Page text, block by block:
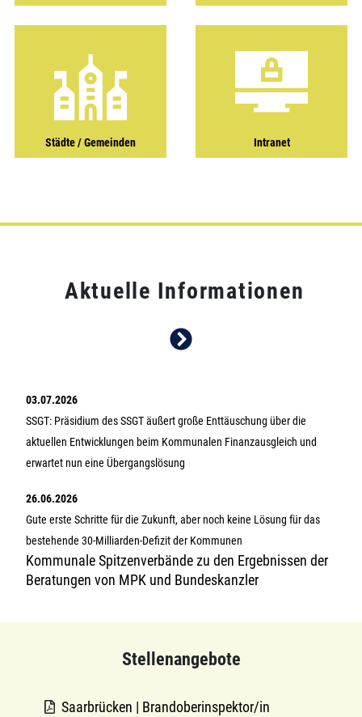
Städte / Gemeinden Intranet
Aktuelle Informationen
03.07.2026
SSGT: Präsidium des SSGT äußert große Enttäuschung über die
aktuellen Entwicklungen beim Kommunalen Finanzausgleich und
erwartet nun eine Übergangslösung
26.06.2026
Gute erste Schritte für die Zukunft, aber noch keine Lösung für das
bestehende 30-Milliarden-Defizit der Kommunen
Kommunale Spitzenverbände zu den Ergebnissen der
Beratungen von MPK und Bundeskanzler
Stellenangebote
Saarbrücken | Brandoberinspektor/in